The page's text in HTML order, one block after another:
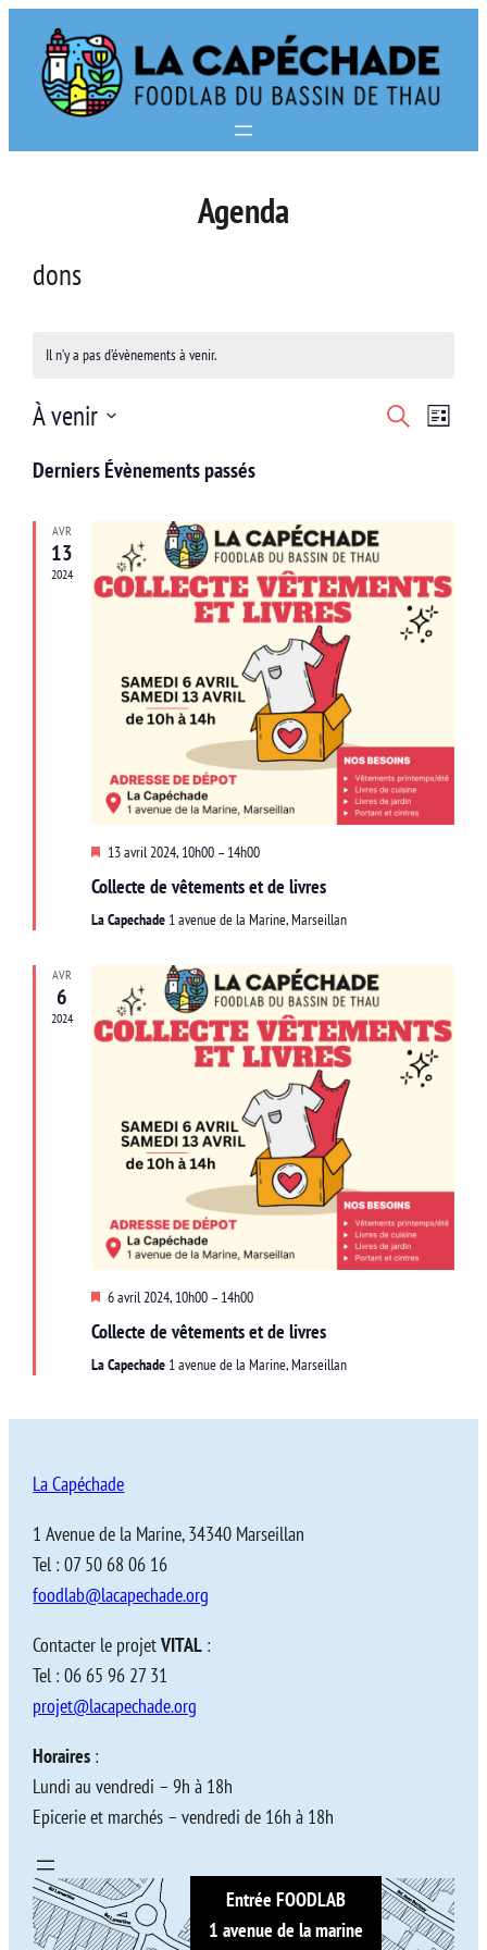
contenu
Agenda
dons
Il n’y a pas d’évènements à venir.
vues
Recherche
Liste
À venir
une
Derniers Évènements passés
AVR
13
2024
Mis
avant
13 avril 2024, 10h00 –14h00
Collecte de vêtements et de livres
La Capechade 1 avenue de la Marine, Marseillan
AVR
6
2024
Mis
avant
6 avril 2024, 10h00 –14h00
Collecte de vêtements et de livres
La Capechade 1 avenue de la Marine, Marseillan
La Capéchade
1 Avenue de la Marine, 34340 Marseillan
Tel : 07 50 68 06 16
foodlab@lacapechade.org
Contacter le projetVITAL :
Tel : 06 65 96 27 31
projet@lacapechade.org
Horaires :
Lundi au vendredi – 9h à 18h
Epicerie et marchés – vendredi de 16h à 18h
Entrée FOODLAB
1 avenue de la marine